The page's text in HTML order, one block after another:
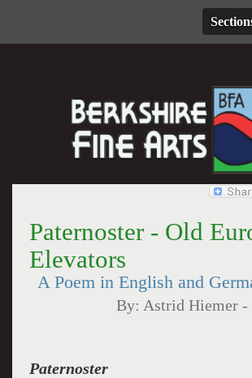
Paternoster - Old
Elevators
A Poem in English and
By: Astrid Hiemer -
Paternoster